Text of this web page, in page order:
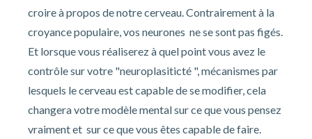
croire à propos de notre cerveau. Contrairement à la
croyance populaire, vos neurones ne se sont pas figés.
Et lorsque vous réaliserez à quel point vous avez le
contrôle sur votre "neuroplasiticté ", mécanismes par
lesquels le cerveau est capable de se modifier, cela
changera votre modèle mental sur ce que vous pensez
vraiment et sur ce que vous êtes capable de faire.